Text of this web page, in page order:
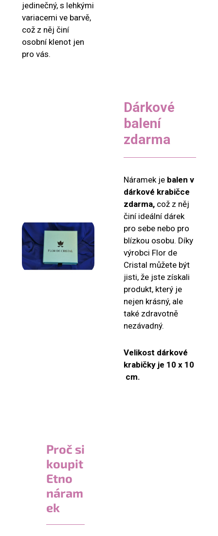
jedinečný, s lehkými
variacemi ve barvě,
což z něj činí
osobní klenot jen
pro vás.
Dárkové
balení
zdarma
Náramek je balen v
dárkové krabičce
zdarma, což z něj
činí ideální dárek
pro sebe nebo pro
blízkou osobu. Díky
výrobci Flor de
Cristal můžete být
jisti, že jste získali
produkt, který je
nejen krásný, ale
také zdravotně
nezávadný.
Velikost dárkové
krabičky je 10 x 10
cm.
Proč si
koupit
Etno
náram
ek